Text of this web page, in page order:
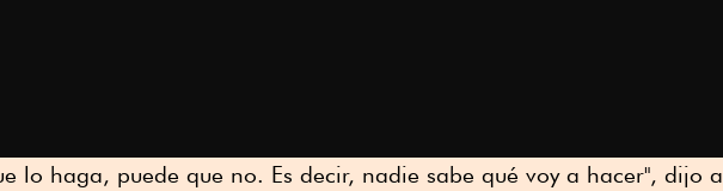
lo haga, puede que no. Es decir, nadie sabe qué voy a hacer", dijo a